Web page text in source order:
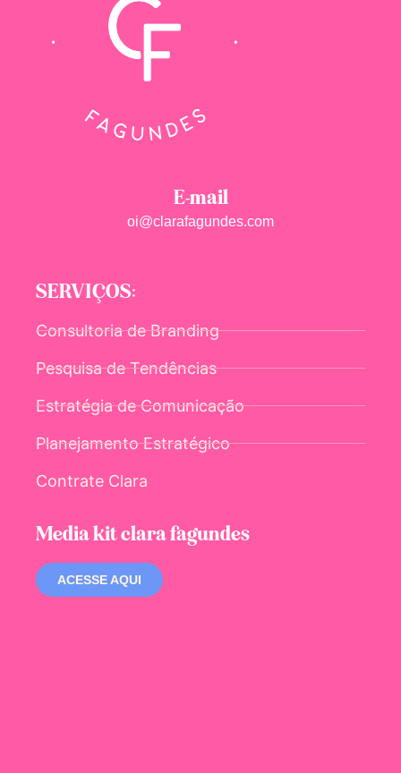
E-mail
oi@clarafagundes.com
SERVIÇOS:
Consultoria de Branding
Pesquisa de Tendências
Estratégia de Comunicação
Planejamento Estratégico
Contrate Clara
Media kit clara fagundes
ACESSE AQUI